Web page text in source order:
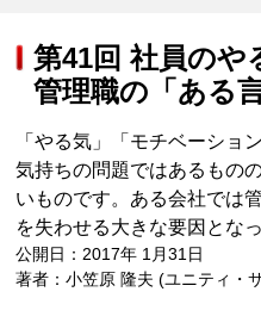
第41回 社員のや
管理職の「ある
「やる気」「モチベーショ
気持ちの問題ではあるもの
いものです。ある会社では
を失わせる大きな要因とな
公開日：2017年 1月31日
著者：小笠原 隆夫 (ユニティ・